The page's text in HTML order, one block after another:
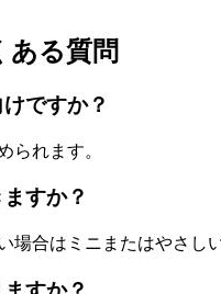
ある質問
ですか？
られます。
すか？
場合はミニまたはやさし